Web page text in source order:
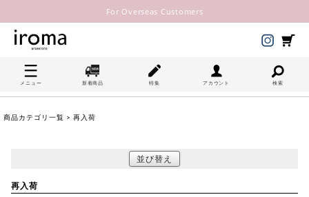
For Overseas Customers
メニュー 新着商品 特集 アカウント 検索
商品カテゴリ一覧 > 再入荷
並び替え
再入荷